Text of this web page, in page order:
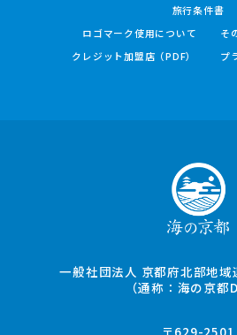
旅行条件書
ロゴマーク使用について
そ
クレジット加盟店（PDF）
プ
一般社団法人 京都府北部地域
（通称：海の京都
〒629-2501